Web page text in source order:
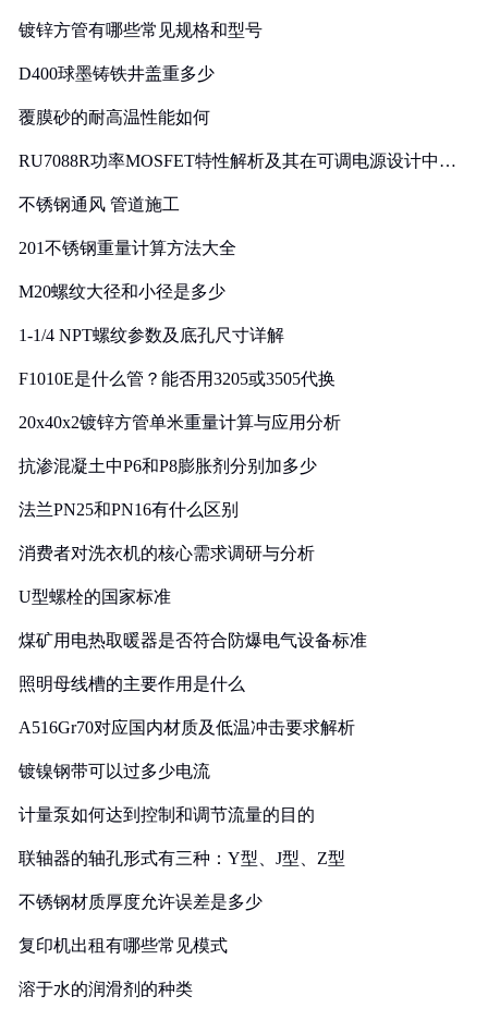
镀锌方管有哪些常见规格和型号
D400球墨铸铁井盖重多少
覆膜砂的耐高温性能如何
RU7088R功率MOSFET特性解析及其在可调电源设计中的
不锈钢通风 管道施工
201不锈钢重量计算方法大全
M20螺纹大径和小径是多少
1-1/4 NPT螺纹参数及底孔尺寸详解
F1010E是什么管？能否用3205或3505代换
20x40x2镀锌方管单米重量计算与应用分析
抗渗混凝土中P6和P8膨胀剂分别加多少
法兰PN25和PN16有什么区别
消费者对洗衣机的核心需求调研与分析
U型螺栓的国家标准
煤矿用电热取暖器是否符合防爆电气设备标准
照明母线槽的主要作用是什么
A516Gr70对应国内材质及低温冲击要求解析
镀镍钢带可以过多少电流
计量泵如何达到控制和调节流量的目的
联轴器的轴孔形式有三种：Y型、J型、Z型
不锈钢材质厚度允许误差是多少
复印机出租有哪些常见模式
溶于水的润滑剂的种类